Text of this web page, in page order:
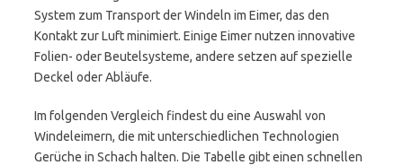
System zum Transport der Windeln im Eimer, das den
Kontakt zur Luft minimiert. Einige Eimer nutzen innovative
Folien- oder Beutelsysteme, andere setzen auf spezielle
Deckel oder Abläufe.
Im folgenden Vergleich findest du eine Auswahl von
Windeleimern, die mit unterschiedlichen Technologien
Gerüche in Schach halten. Die Tabelle gibt einen schnellen